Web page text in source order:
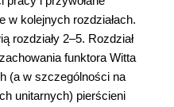
w kolejnych rozdziałach.
rozdziały 2–5. Rozdział
funktora Witta
(a w szczególności na
unitarnych) pierścieni